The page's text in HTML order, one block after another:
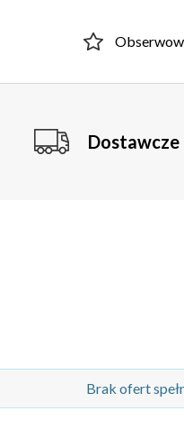
Dostawcze
Brak ofert